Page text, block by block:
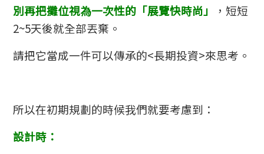
別再把攤位視為一次性的「展覽快時尚」
，短短
2~5天後就全部丟棄。
請把它當成一件可以傳承的<長期投資>來思考。
所以在初期規劃的時候我們就要考慮到：
設計時：